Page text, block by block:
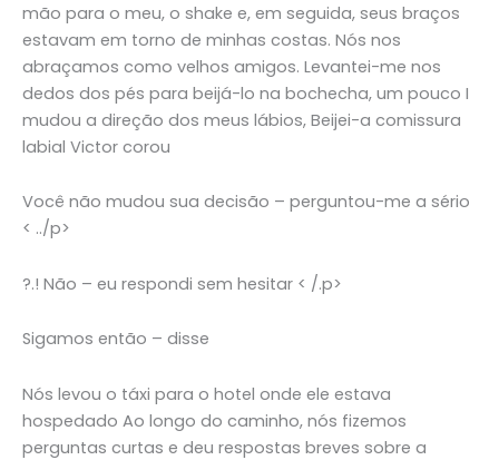
mão para o meu, o shake e, em seguida, seus braços
estavam em torno de minhas costas. Nós nos
abraçamos como velhos amigos. Levantei-me nos
dedos dos pés para beijá-lo na bochecha, um pouco I
mudou a direção dos meus lábios, Beijei-a comissura
labial Victor corou
Você não mudou sua decisão – perguntou-me a sério
< ../p>
?.! Não – eu respondi sem hesitar < /.p>
Sigamos então – disse
Nós levou o táxi para o hotel onde ele estava
hospedado Ao longo do caminho, nós fizemos
perguntas curtas e deu respostas breves sobre a